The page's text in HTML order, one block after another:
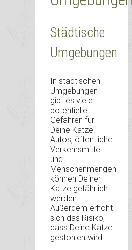
Städtische
Umgebungen
In städtischen
Umgebungen
gibt es viele
potentielle
Gefahren für
Deine Katze.
Autos, öffentliche
Verkehrsmittel
und
Menschenmengen
können Deiner
Katze gefährlich
werden.
Außerdem erhöht
sich das Risiko,
dass Deine Katze
gestohlen wird.